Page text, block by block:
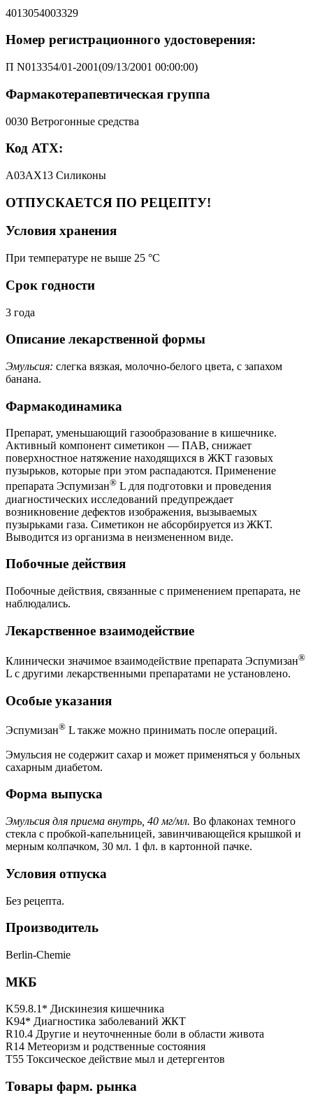
4013054003329
Номер регистрационного удостоверения:
П N013354/01-2001(09/13/2001 00:00:00)
Фармакотерапевтическая группа
0030 Ветрогонные средства
Код АТХ:
A03AX13 Силиконы
ОТПУСКАЕТСЯ ПО РЕЦЕПТУ!
Условия хранения
При температуре не выше 25 °C
Срок годности
3 года
Описание лекарственной формы
Эмульсия: слегка вязкая, молочно-белого цвета, с запахом
банана.
Фармакодинамика
Препарат, уменьшающий газообразование в кишечнике.
Активный компонент симетикон — ПАВ, снижает
поверхностное натяжение находящихся в ЖКТ газовых
пузырьков, которые при этом распадаются. Применение
препарата Эспумизан® L для подготовки и проведения
диагностических исследований предупреждает
возникновение дефектов изображения, вызываемых
пузырьками газа. Симетикон не абсорбируется из ЖКТ.
Выводится из организма в неизмененном виде.
Побочные действия
Побочные действия, связанные с применением препарата, не
наблюдались.
Лекарственное взаимодействие
Клинически значимое взаимодействие препарата Эспумизан®
L с другими лекарственными препаратами не установлено.
Особые указания
Эспумизан® L также можно принимать после операций.
Эмульсия не содержит сахар и может применяться у больных
сахарным диабетом.
Форма выпуска
Эмульсия для приема внутрь, 40 мг/мл. Во флаконах темного
стекла с пробкой-капельницей, завинчивающейся крышкой и
мерным колпачком, 30 мл. 1 фл. в картонной пачке.
Условия отпуска
Без рецепта.
Производитель
Berlin-Chemie
МКБ
K59.8.1* Дискинезия кишечника
K94* Диагностика заболеваний ЖКТ
R10.4 Другие и неуточненные боли в области живота
R14 Метеоризм и родственные состояния
T55 Токсическое действие мыл и детергентов
Товары фарм. рынка